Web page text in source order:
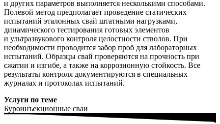
и других параметров выполняется несколькими способами.
Полевой метод предполагает проведение статических
испытаний эталонных свай штатными нагрузками,
динамического тестирования готовых элементов
и ультразвукового контроля целостности стволов. При
необходимости проводится забор проб для лабораторных
испытаний. Образцы свай проверяются на прочность при
сжатии и изгибе, а также на коррозионную стойкость. Все
результаты контроля документируются в специальных
журналах и протоколах испытаний.
Услуги по теме
Буроинъекционные сваи